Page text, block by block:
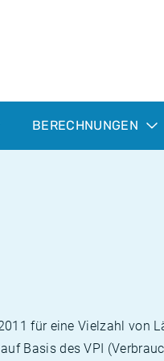
BERECHNUNGEN
für eine Vielzahl von
Basis des VPI